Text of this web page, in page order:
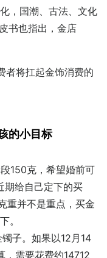
，国潮、古法、文化
书也指出，金店
者将扛起金饰消费的
的小目标
150克，希望婚前可
期给自己定下的买
重并不是重点，买金
。
子。如果以12月14
，需要花费约14712